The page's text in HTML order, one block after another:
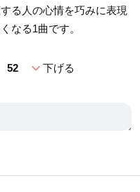
る人の心情を巧みに表現
なる1曲です。
52 expand_more下げる